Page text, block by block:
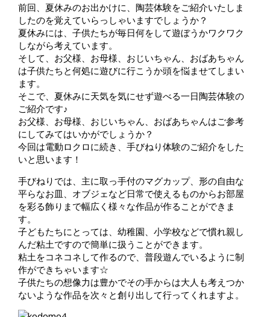
前回、夏休みのお出かけに、陶芸体験をご紹介いたしま
したのを覚えていらっしゃいますでしょうか？
夏休みには、子供たちが毎日何をして遊ぼうかワクワク
しながら考えています。
そして、お父様、お母様、おじいちゃん、おばあちゃん
は子供たちと何処に遊びに行こうか頭を悩ませてしまい
ます。
そこで、夏休みに天気を気にせず遊べる一日陶芸体験の
ご紹介です♪
お父様、お母様、おじいちゃん、おばあちゃんはご参考
にしてみてはいかがでしょうか？
今回は電動ロクロに続き、手びねり体験のご紹介をした
いと思います！
手びねりでは、主に取っ手付のマグカップ、形の自由な
平らなお皿、オブジェなど日常で使えるものからお部屋
を彩る飾りまで幅広く様々な作品が作ることができま
す。
子どもたちにとっては、幼稚園、小学校などで慣れ親し
んだ粘土ですので簡単に扱うことができます。
粘土をコネコネして作るので、普段遊んでいるように制
作ができちゃいます☆
子供たちの想像力は豊かでその手からは大人も考えつか
ないような作品を次々と創り出して行ってくれますよ。